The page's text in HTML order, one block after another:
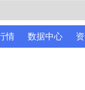
情 数据中心